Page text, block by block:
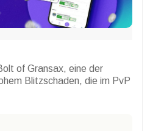
of Gransax, eine der
Blitzschaden, die im PvP